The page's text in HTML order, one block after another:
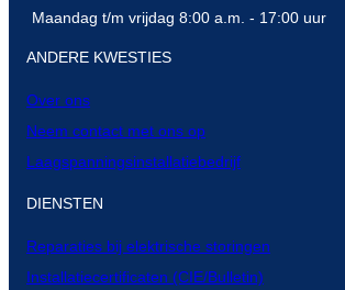
Maandag t/m vrijdag 8:00 a.m. - 17:00 uur
ANDERE KWESTIES
Over ons
Neem contact met ons op
Laagspanningsinstallatiebedrijf
DIENSTEN
Reparaties bij elektrische storingen
Installatiecertificaten (CIE/Bulletin)